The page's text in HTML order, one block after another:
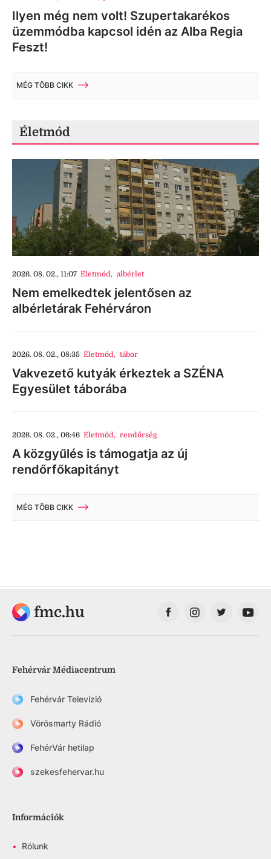
Ilyen még nem volt! Szupertakarékos
üzemmódba kapcsol idén az Alba Regia
Feszt!
MÉG TÖBB CIKK
Életmód
2026. 08. 02., 11:07 Életmód, albérlet
Nem emelkedtek jelentősen az
albérletárak Fehérváron
2026. 08. 02., 08:35 Életmód, tábor
Vakvezető kutyák érkeztek a SZÉNA
Egyesület táborába
2026. 08. 02., 06:46 Életmód, rendőrség
A közgyűlés is támogatja az új
rendőrfőkapitányt
MÉG TÖBB CIKK
fmc.hu
Fehérvár Médiacentrum
Fehérvár Televízió
Vörösmarty Rádió
FehérVár hetilap
szekesfehervar.hu
Információk
• Rólunk